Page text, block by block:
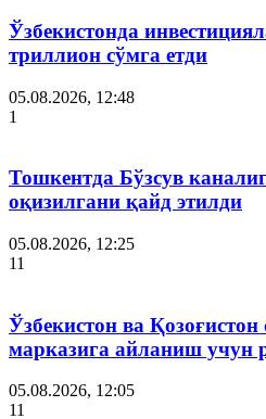
Ўзбекистонда
триллион сўмга етди
05.08.2026, 12:48
1
Тошкентда Бўзсув
оқизилгани қайд этилди
05.08.2026, 12:25
11
Ўзбекистон ва
марказига айланиш учун
05.08.2026, 12:05
11